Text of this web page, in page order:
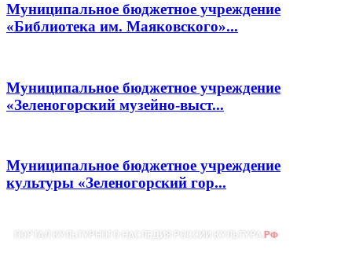
Муниципальное бюджетное учреждение
«Библиотека им. Маяковского»...
Муниципальное бюджетное учреждение
«Зеленогорский музейно-выст...
Муниципальное бюджетное учреждение
культуры «Зеленогорский гор...